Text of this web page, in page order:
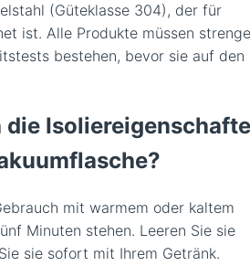
(Güteklasse 304), der für
ist. Alle Produkte müssen strenge
bestehen, bevor sie auf den
mit warmem oder kaltem
Minuten stehen. Leeren Sie sie
sie sofort mit Ihrem Getränk.